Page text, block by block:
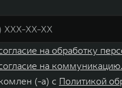
на обработку
на коммуникацию.
(-а) с Политикой